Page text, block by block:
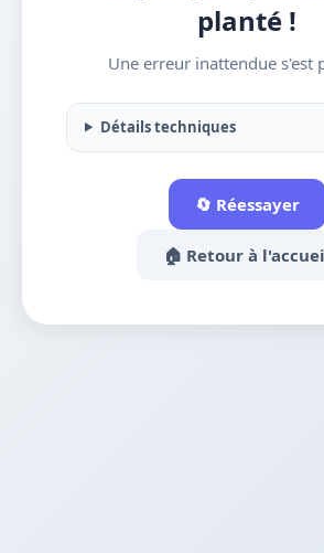
planté !
Une erreur inattendue s'est
Détails techniques
🔄 Réessayer
🏠 Retour à